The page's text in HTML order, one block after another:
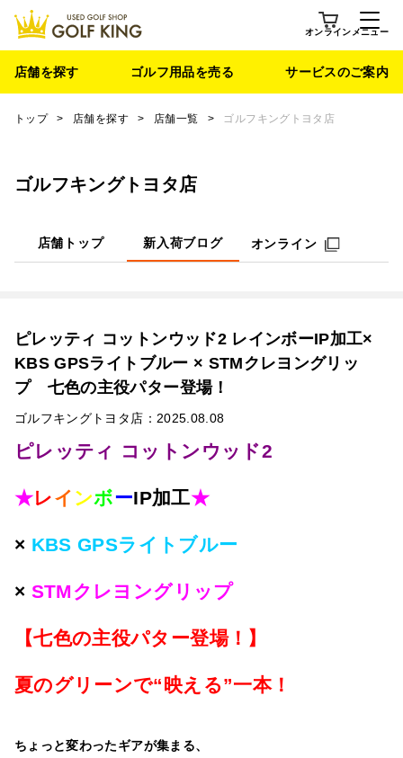
オンライン メニュー
店舗を探す ゴルフ用品を売る サービスのご案内
トップ > 店舗を探す > 店舗一覧 > ゴルフキングトヨタ店
ゴルフキングトヨタ店
店舗トップ 新入荷ブログ オンライン
ピレッティ コットンウッド2 レインボーIP加工×
KBS GPSライトブルー × STMクレヨングリッ
プ 七色の主役パター登場！
ゴルフキングトヨタ店：2025.08.08
ピレッティ コットンウッド2
★レイ ンボーIP加工★
× KBS GPSライトブルー
× STMクレヨングリップ
【七色の主役パター登場！】
夏のグリーンで“映える”一本！
ちょっと変わったギアが集まる、